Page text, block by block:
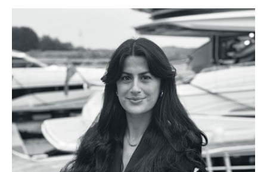
TILL SALU
SHOP
KONTAKT